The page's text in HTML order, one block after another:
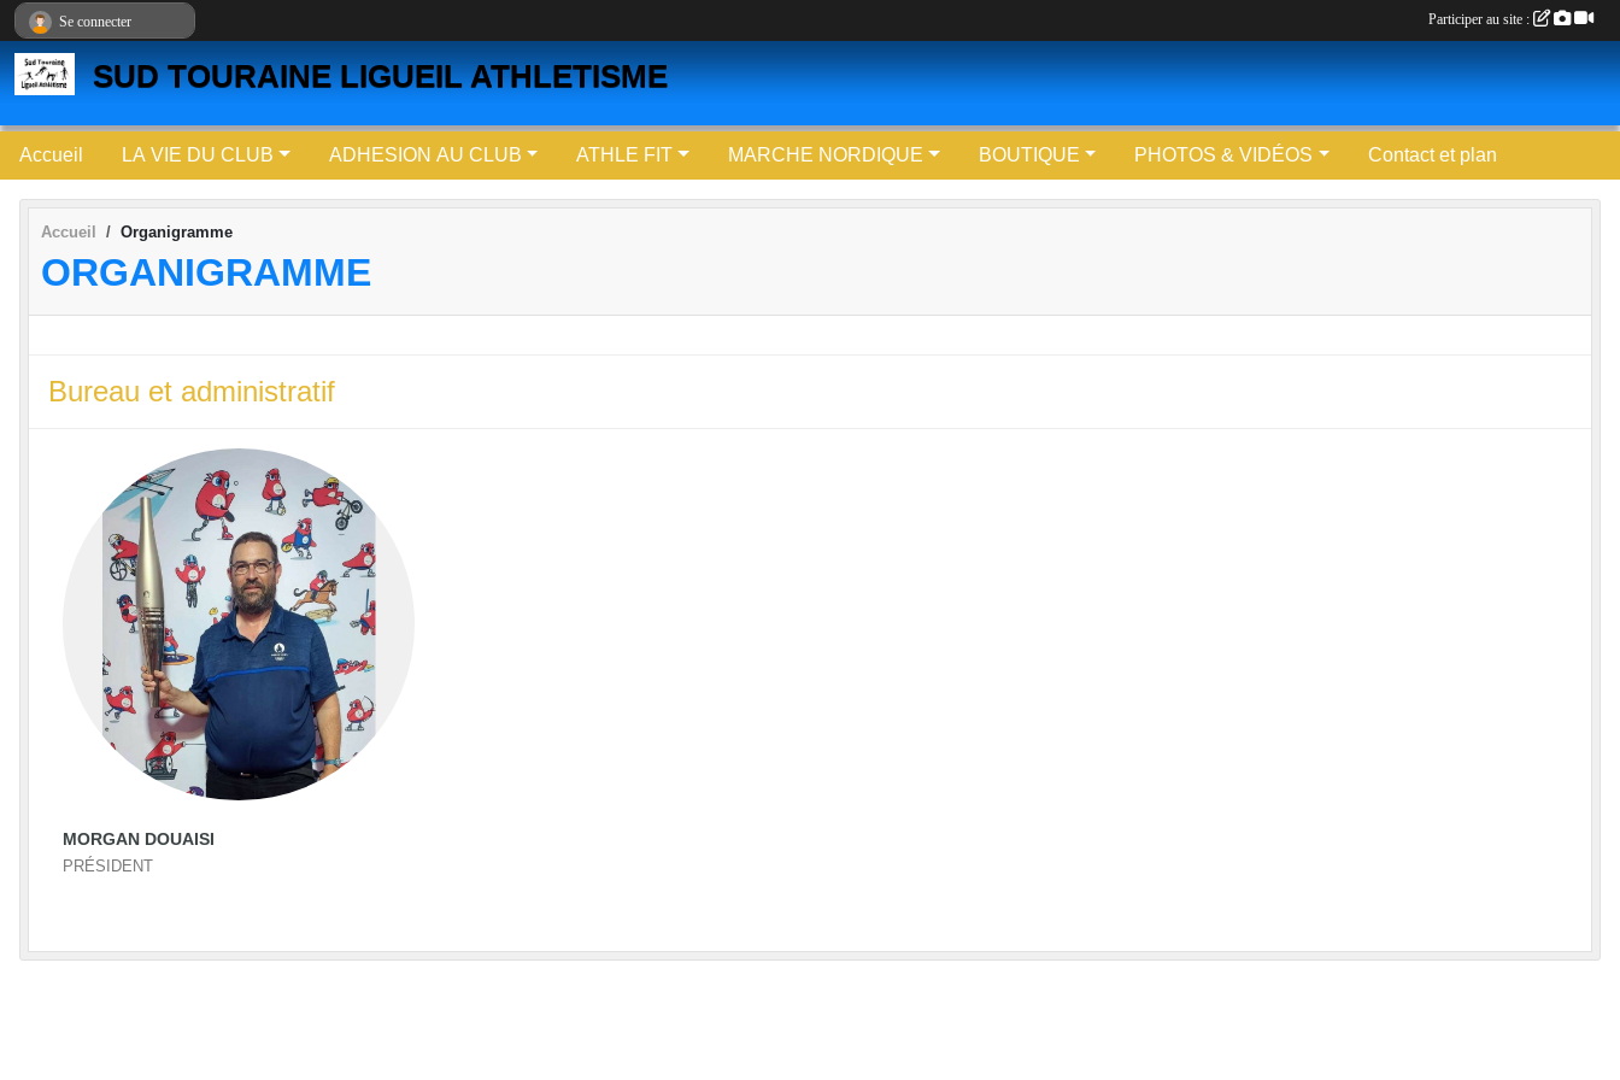
SUD TOURAINE LIGUEIL ATHLETISME
Accueil LA VIE DU CLUB ADHESION AU CLUB ATHLE FIT MARCHE NORDIQUE BOUTIQUE PHOTOS & VIDÉOS Contact et plan
Accueil Organigramme
ORGANIGRAMME
Bureau et administratif
MORGAN DOUAISI
PRÉSIDENT
Se connecter Participer au site :
Panneau de gestion des cookies